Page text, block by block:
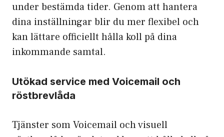
under bestämda tider. Genom att hantera
dina inställningar blir du mer flexibel och
kan lättare officiellt hålla koll på dina
inkommande samtal.
Utökad service med Voicemail och
röstbrevlåda
Tjänster som Voicemail och visuell